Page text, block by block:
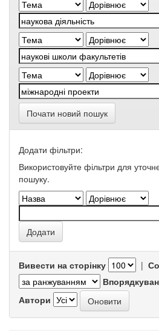
Почати новий пошук
Додати фільтри:
Використовуйте фільтри для
пошуку.
Вивести на сторінку |
Автори